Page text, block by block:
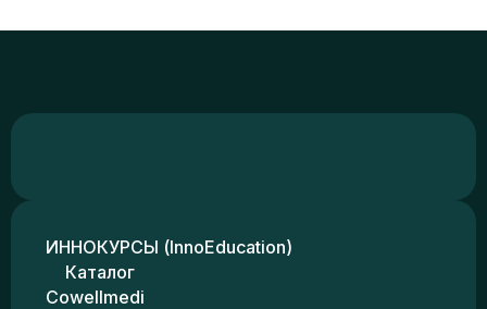
ИННОКУРСЫ (InnoEducation)
Каталог
Cowellmedi